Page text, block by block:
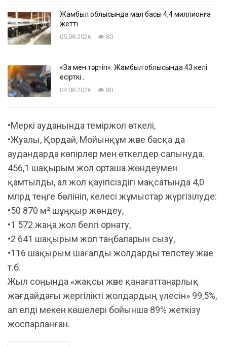
Жамбыл облысында мал басы 4,4 миллионға
жетті
05.08.2026 80
«Заң мен тәртіп»: Жамбыл облысында 43 келі
есірткі…
04.08.2026 80
•Меркі ауданында теміржол өткелі,
•Жуалы, Қордай, Мойынқұм және басқа да
аудандарда көпірлер мен өткелдер салынуда.
456,1 шақырым жол орташа жөндеумен
қамтылды, ал жол қауіпсіздігі мақсатында 4,0
млрд теңге бөлініп, келесі жұмыстар жүргізілуде:
•50 870 м² шұңқыр жөндеу,
•1 572 жаңа жол белгі орнату,
•2 641 шақырым жол таңбаларын сызу,
•116 шақырым шағалды жолдарды тегістеу және
т.б.
Жыл соңында «жақсы және қанағаттанарлық
жағдайдағы жергілікті жолдардың үлесін» 99,5%,
ал елді мекен көшелері бойынша 89% жеткізу
жоспарланған.